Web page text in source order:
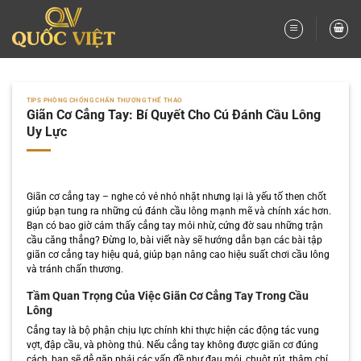
nội
dung
TIPS PHÒNG CHỐNG CHẤN THƯƠNG THỂ THAO
Giãn Cơ Cẳng Tay: Bí Quyết Cho Cú Đánh Cầu Lông
Uy Lực
Giãn cơ cẳng tay – nghe có vẻ nhỏ nhặt nhưng lại là yếu tố then chốt
giúp bạn tung ra những cú đánh cầu lông mạnh mẽ và chính xác hơn.
Bạn có bao giờ cảm thấy cẳng tay mỏi nhừ, cứng đờ sau những trận
cầu căng thẳng? Đừng lo, bài viết này sẽ hướng dẫn bạn các bài tập
giãn cơ cẳng tay hiệu quả, giúp bạn nâng cao hiệu suất chơi cầu lông
và tránh chấn thương.
Tầm Quan Trọng Của Việc Giãn Cơ Cẳng Tay Trong Cầu
Lông
Cẳng tay là bộ phận chịu lực chính khi thực hiện các động tác vung
vợt, đập cầu, và phòng thủ. Nếu cẳng tay không được giãn cơ đúng